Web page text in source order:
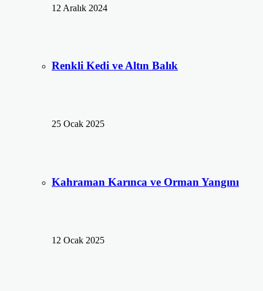
12 Aralık 2024
Renkli Kedi ve Altın Balık
25 Ocak 2025
Kahraman Karınca ve Orman Yangını
12 Ocak 2025